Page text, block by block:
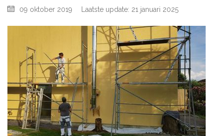
09 oktober 2019 Laatste update: 21 januari 2025